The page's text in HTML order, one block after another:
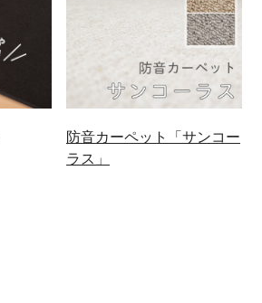
防音カーペット「サンコー
ラス」